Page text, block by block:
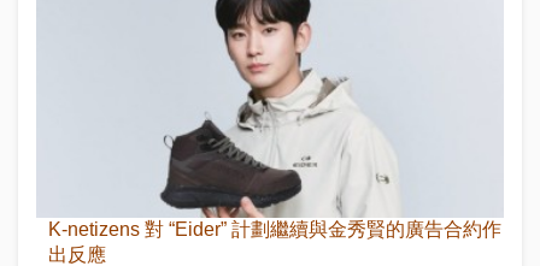
K-netizens 對 “Eider” 計劃繼續與金秀賢的廣告合約作
出反應